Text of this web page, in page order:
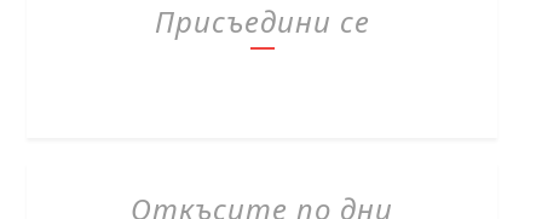
Присъедини се
Откъсите по дни